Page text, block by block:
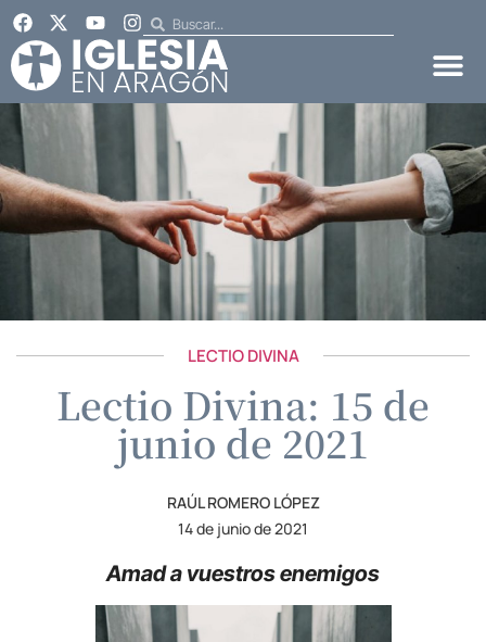
LECTIO DIVINA
Lectio Divina: 15 de
junio de 2021
RAÚL ROMERO LÓPEZ
14 de junio de 2021
Amad a vuestros enemigos